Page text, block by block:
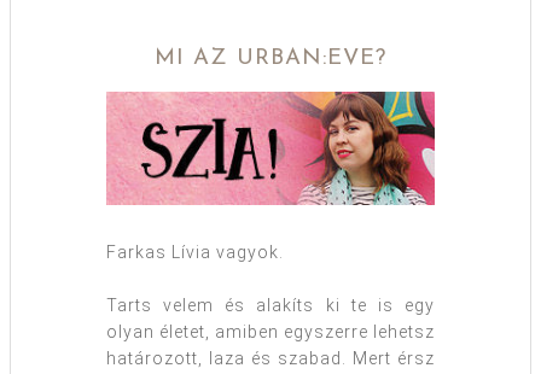
MI AZ URBAN:EVE?
Farkas Lívia vagyok.
Tarts velem és alakíts ki te is egy
olyan életet, amiben egyszerre lehetsz
határozott, laza és szabad. Mert érsz